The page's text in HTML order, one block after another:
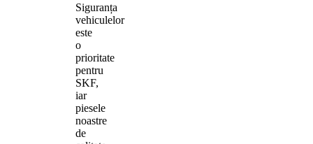
Siguranța
vehiculelor
este
o
prioritate
pentru
SKF,
iar
piesele
noastre
de